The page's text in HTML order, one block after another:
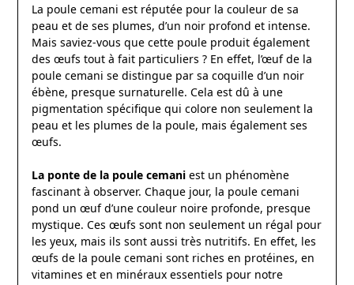
La poule cemani est réputée pour la couleur de sa
peau et de ses plumes, d’un noir profond et intense.
Mais saviez-vous que cette poule produit également
des œufs tout à fait particuliers ? En effet, l’œuf de la
poule cemani se distingue par sa coquille d’un noir
ébène, presque surnaturelle. Cela est dû à une
pigmentation spécifique qui colore non seulement la
peau et les plumes de la poule, mais également ses
œufs.
La ponte de la poule cemaniest un phénomène
fascinant à observer. Chaque jour, la poule cemani
pond un œuf d’une couleur noire profonde, presque
mystique. Ces œufs sont non seulement un régal pour
les yeux, mais ils sont aussi très nutritifs. En effet, les
œufs de la poule cemani sont riches en protéines, en
vitamines et en minéraux essentiels pour notre